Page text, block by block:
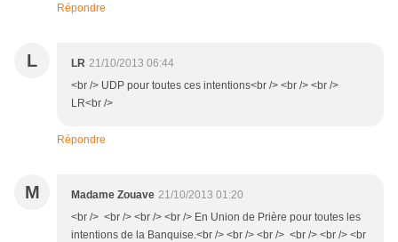
Répondre
L LR 21/10/2013 06:44
<br /> UDP pour toutes ces intentions<br /> <br /> <br />
LR<br />
Répondre
M Madame Zouave 21/10/2013 01:20
<br /> <br /> <br /> <br /> En Union de Prière pour toutes les
intentions de la Banquise.<br /> <br /> <br /> <br /> <br /> <br